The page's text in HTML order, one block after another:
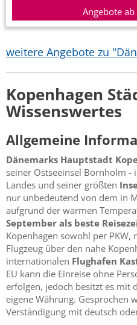
Angebote ab
weitere Angebote zu
Kopenhagen
Wissenswertes
Allgemeine
Dänemarks Hauptstadt
seiner Ostseeinsel Bornholm -
Landes und seiner größten
nur unbedeutend von dem in
aufgrund der warmen
September als beste
Kopenhagen sowohl per
Flugzeug über den nahe
internationalen Flughafen
EU kann die Einreise ohne
erfolgen, jedoch besitzt es mit
eigene Währung. Gesprochen
Verständigung mit deutsch